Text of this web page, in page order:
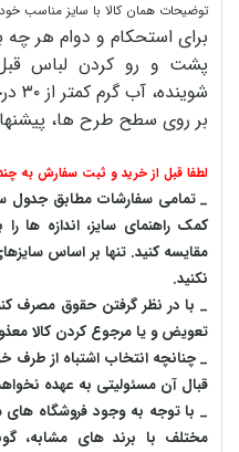
توضیحات همان کالا با سایز مناسب
برای استحکام و دوام هر
پشت و رو کردن لباس قبل
بر روی سطح طرح ها،
لطفا قبل از خرید و ثبت سفارش به
_ تمامی سفارشات مطابق جدول
کمک راهنمای سایز، اندازه ها
مقایسه کنید. تنها بر اساس
نکنید.
_ با در نظر گرفتن حقوق مصرف
تعویض و یا مرجوع کردن کالا
_ چنانچه انتخاب اشتباه از طرف
قبال آن مسئولیتی به عهده
_ با توجه به‌ وجود فروشگاه
مختلف با برند های مشابه،